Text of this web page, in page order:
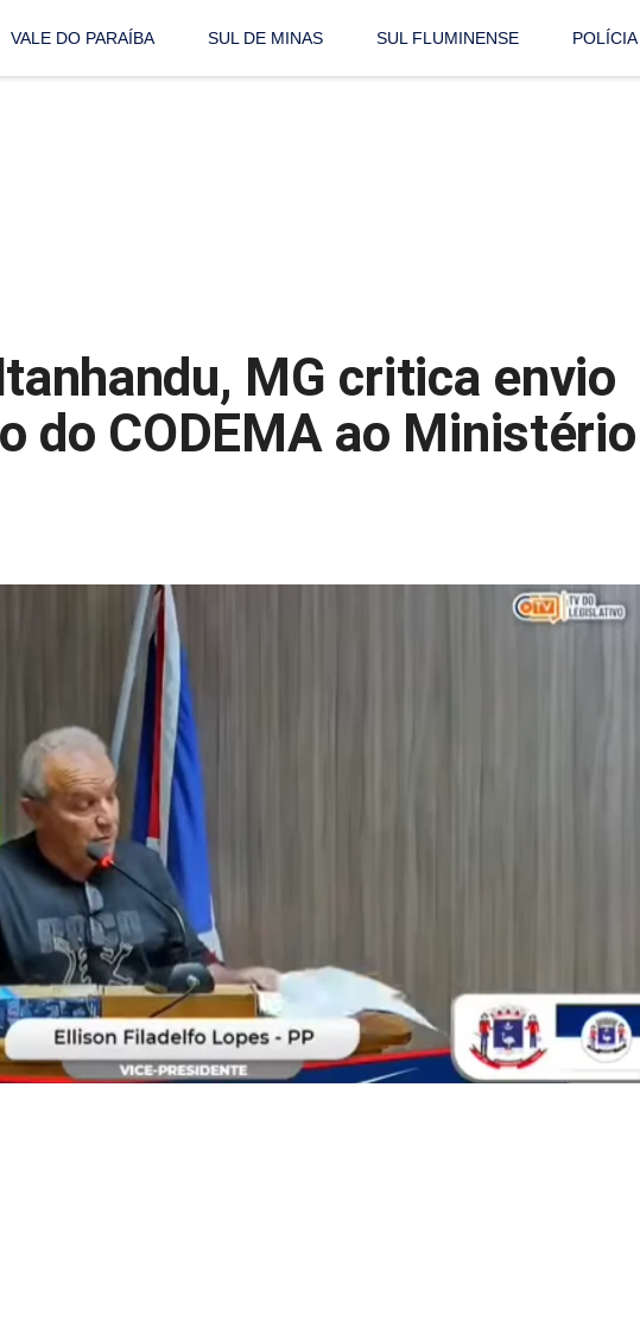
VALE DO PARAÍBA SUL DE MINAS SUL FLUMINENSE POLÍCIA
MG critica envio
do CODEMA ao Ministério